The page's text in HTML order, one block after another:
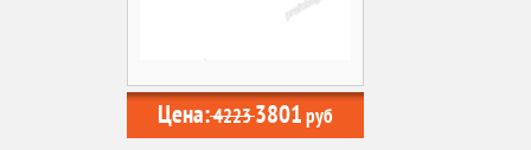
Цена:42233801руб